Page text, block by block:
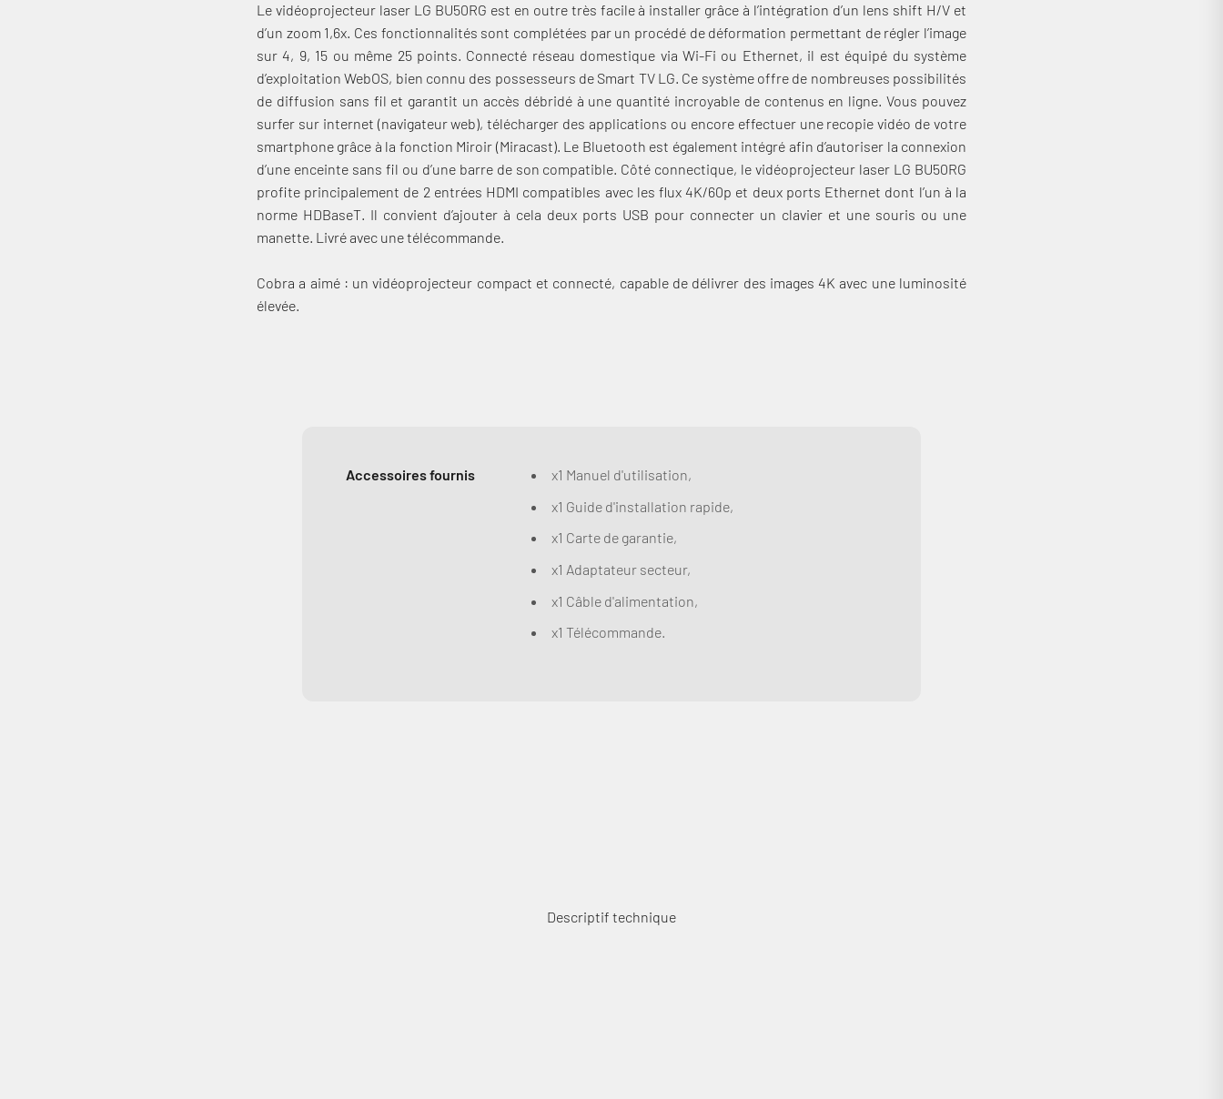
Le vidéoprojecteur laser LG BU50RG est en outre très facile à installer grâce à l’intégration d’un lens shift H/V et
d’un zoom 1,6x. Ces fonctionnalités sont complétées par un procédé de déformation permettant de régler l’image
sur 4, 9, 15 ou même 25 points. Connecté réseau domestique via Wi-Fi ou Ethernet, il est équipé du système
d’exploitation WebOS, bien connu des possesseurs de Smart TV LG. Ce système offre de nombreuses possibilités
de diffusion sans fil et garantit un accès débridé à une quantité incroyable de contenus en ligne. Vous pouvez
surfer sur internet (navigateur web), télécharger des applications ou encore effectuer une recopie vidéo de votre
smartphone grâce à la fonction Miroir (Miracast). Le Bluetooth est également intégré afin d’autoriser la connexion
d’une enceinte sans fil ou d’une barre de son compatible. Côté connectique, le vidéoprojecteur laser LG BU50RG
profite principalement de 2 entrées HDMI compatibles avec les flux 4K/60p et deux ports Ethernet dont l’un à la
norme HDBaseT. Il convient d’ajouter à cela deux ports USB pour connecter un clavier et une souris ou une
manette. Livré avec une télécommande.
Cobra a aimé : un vidéoprojecteur compact et connecté, capable de délivrer des images 4K avec une luminosité
élevée.
Accessoires fournis
x1 Manuel d'utilisation,
x1 Guide d'installation rapide,
x1 Carte de garantie,
x1 Adaptateur secteur,
x1 Câble d'alimentation,
x1 Télécommande.
Descriptif technique
Connexion requise
Connectez-vous à votre compte pour ajouter des produits à votre
liste de souhaits et afficher vos articles précédemment
enregistrés.
Se connecter